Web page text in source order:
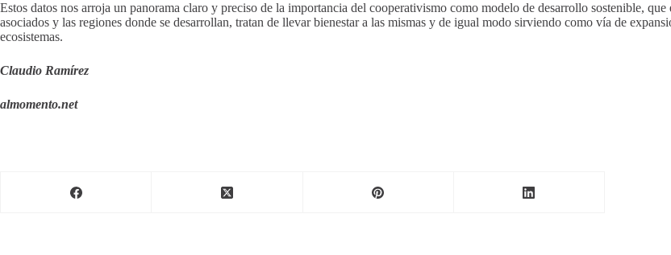
Estos datos nos arroja un panorama claro y preciso de la importancia del cooperativismo como modelo de desarrollo sostenible,
asociados y las regiones donde se desarrollan, tratan de llevar bienestar a las mismas y de igual modo sirviendo como vía de
ecosistemas.
Claudio Ramírez
almomento.net